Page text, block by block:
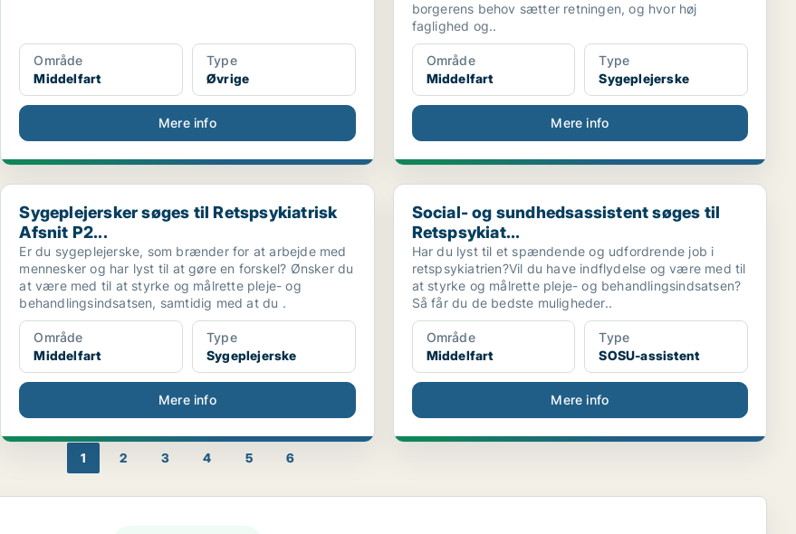
Område
Middelfart
Type
Øvrige
Mere info
borgerens behov sætter retningen, og hvor høj
faglighed og..
Område
Middelfart
Type
Sygeplejerske
Mere info
Sygeplejersker søges til Retspsykiatrisk Afsnit P2...
Sygeplejersker søges til Retspsykiatrisk
Afsnit P2...
Er du sygeplejerske, som brænder for at arbejde med
mennesker og har lyst til at gøre en forskel? Ønsker du
at være med til at styrke og målrette pleje- og
behandlingsindsatsen, samtidig med at du .
Område
Middelfart
Type
Sygeplejerske
Mere info
Social- og sundhedsassistent søges til Retspsykiat...
Social- og sundhedsassistent søges til
Retspsykiat...
Har du lyst til et spændende og udfordrende job i
retspsykiatrien?Vil du have indflydelse og være med til
at styrke og målrette pleje- og behandlingsindsatsen?
Så får du de bedste muligheder..
Område
Middelfart
Type
SOSU-assistent
Mere info
1 2 3 4 5 6